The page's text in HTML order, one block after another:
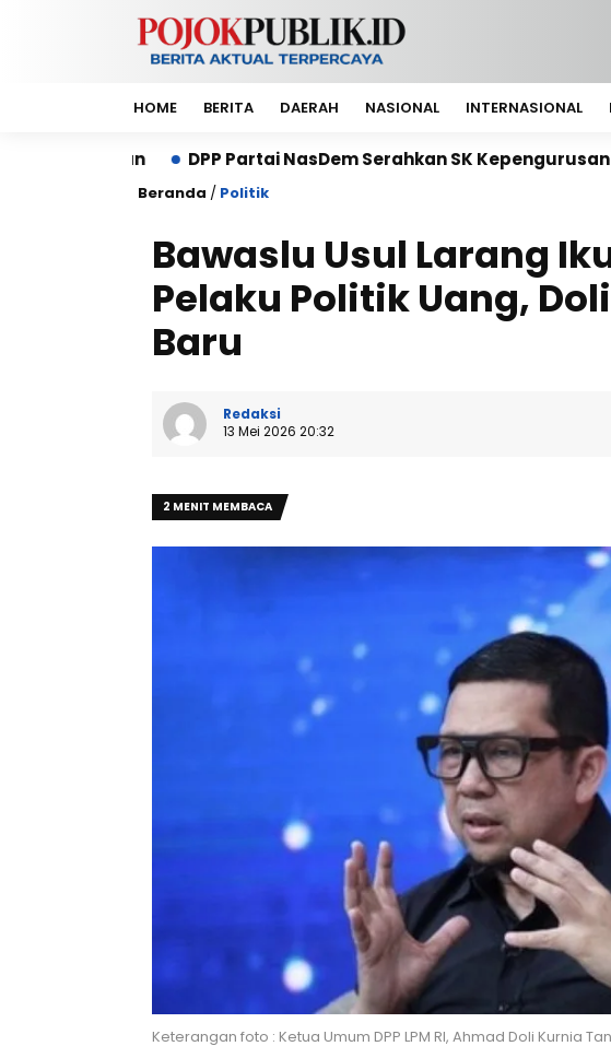
HOME BERITA DAERAH NASIONAL INTERNASIONAL
DPP Partai NasDem Serahkan SK Kepengurusan DPP Petani
Beranda / Politik
Bawaslu Usul Larang
Pelaku Politik Uang,
Baru
Redaksi
13 Mei 2026 20:32
2 MENIT MEMBACA
Keterangan foto : Ketua Umum DPP LPM RI, Ahmad Doli Kurnia